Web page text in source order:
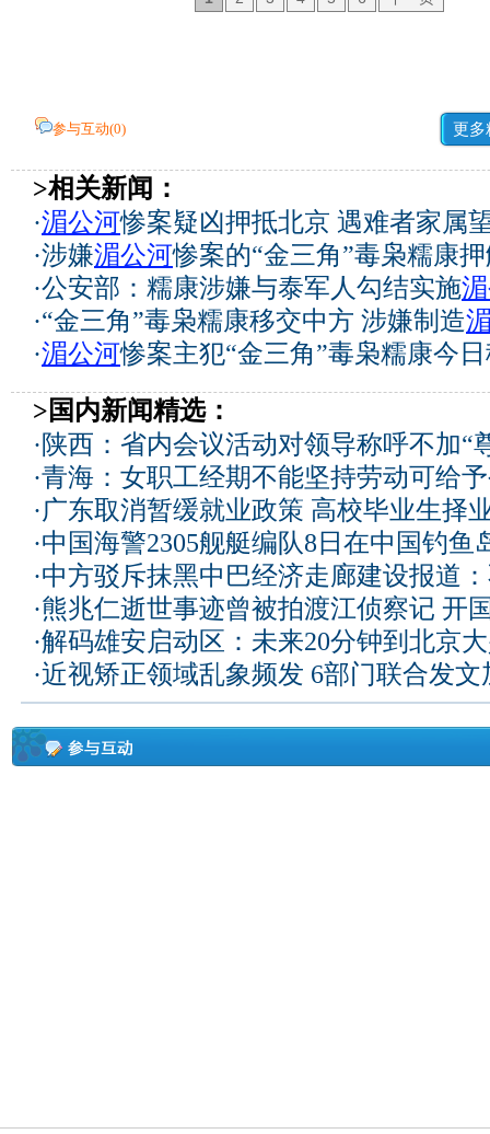
参与互动(0) 更多
>相关新闻：
·湄公河惨案疑凶押抵北京 遇难者家属
·涉嫌湄公河惨案的“金三角”毒枭糯康
·公安部：糯康涉嫌与泰军人勾结实施
·“金三角”毒枭糯康移交中方 涉嫌制造
·湄公河惨案主犯“金三角”毒枭糯康今
>国内新闻精选：
· 陕西：省内会议活动对领导称呼不加“
·青海：女职工经期不能坚持劳动可给
·广东取消暂缓就业政策 高校毕业生择
·中国海警2305舰艇编队8日在中国钓鱼
·中方驳斥抹黑中巴经济走廊建设报道
·熊兆仁逝世事迹曾被拍渡江侦察记 开
·解码雄安启动区：未来20分钟到北京
·近视矫正领域乱象频发 6部门联合发文